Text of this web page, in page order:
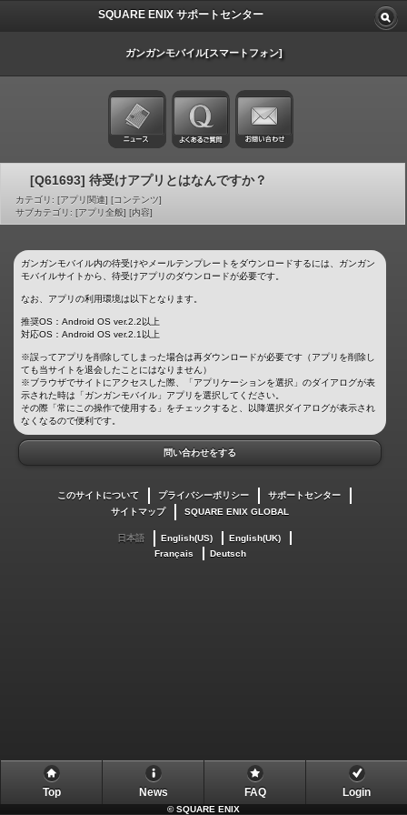
SQUARE ENIX サポートセンター
ガンガンモバイル[スマートフォン]
[Q61693] 待受けアプリとはなんですか？
カテゴリ: [アプリ関連] [コンテンツ]
サブカテゴリ: [アプリ全般] [内容]
ガンガンモバイル内の待受けやメールテンプレートをダウンロードするには、ガンガン
モバイルサイトから、待受けアプリのダウンロードが必要です。
なお、アプリの利用環境は以下となります。
推奨OS：Android OS ver.2.2以上
対応OS：Android OS ver.2.1以上
※誤ってアプリを削除してしまった場合は再ダウンロードが必要です（アプリを削除し
ても当サイトを退会したことにはなりません）
※ブラウザでサイトにアクセスした際、「アプリケーションを選択」のダイアログが表
示された時は「ガンガンモバイル」アプリを選択してください。
その際「常にこの操作で使用する」をチェックすると、以降選択ダイアログが表示され
なくなるので便利です。
問い合わせをする
このサイトについて プライバシーポリシー
サポートセンター
サイトマップ
SQUARE ENIX GLOBAL
日本語 English(US)
English(UK)
Français
Deutsch
Top News FAQ Login
©SQUARE ENIX